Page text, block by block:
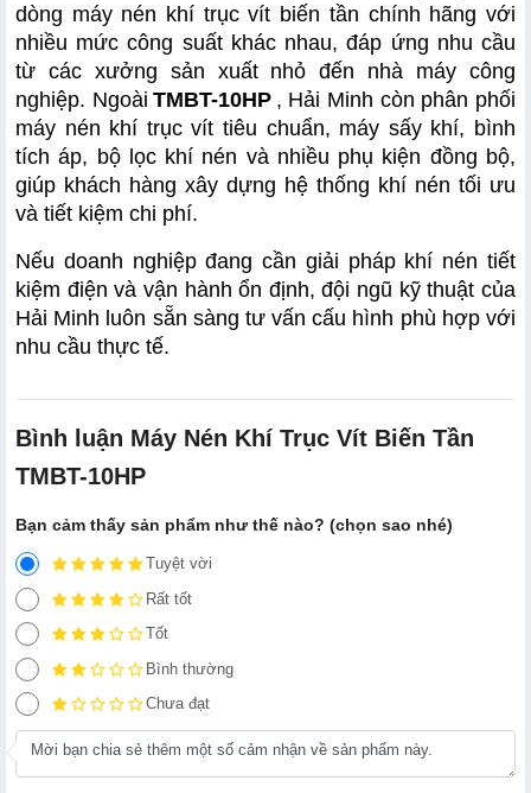
dòng máy nén khí trục vít biến tần chính hãng với
nhiều mức công suất khác nhau, đáp ứng nhu cầu
từ các xưởng sản xuất nhỏ đến nhà máy công
nghiệp. Ngoài TMBT-10HP , Hải Minh còn phân phối
máy nén khí trục vít tiêu chuẩn, máy sấy khí, bình
tích áp, bộ lọc khí nén và nhiều phụ kiện đồng bộ,
giúp khách hàng xây dựng hệ thống khí nén tối ưu
và tiết kiệm chi phí.
Nếu doanh nghiệp đang cần giải pháp khí nén tiết
kiệm điện và vận hành ổn định, đội ngũ kỹ thuật của
Hải Minh luôn sẵn sàng tư vấn cấu hình phù hợp với
nhu cầu thực tế.
Bình luận Máy Nén Khí Trục Vít Biến Tần
TMBT-10HP
Bạn cảm thấy sản phẩm như thế nào? (chọn sao nhé)
Tuyệt vời
Rất tốt
Tốt
Bình thường
Chưa đạt